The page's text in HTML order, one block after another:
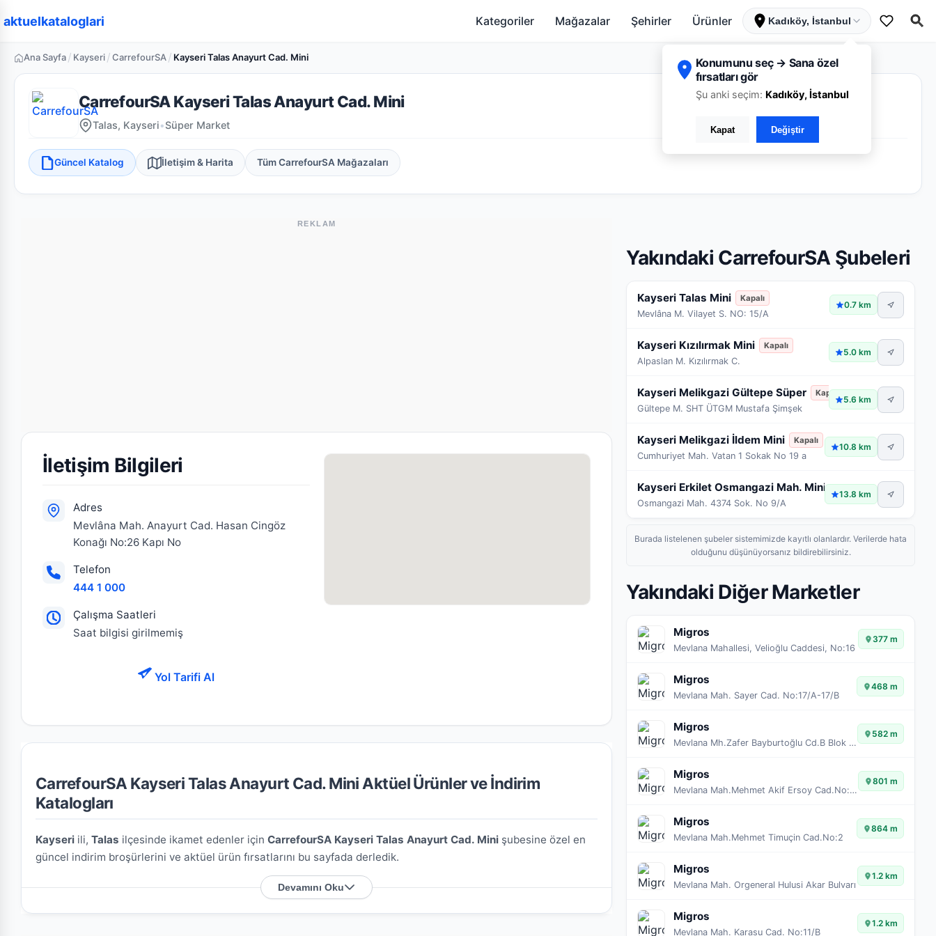
aktuelkataloglari Kategoriler Mağazalar Şehirler Ürünler Kadıköy, İstanbul
Konumunu seç → Sana özel
fırsatları gör
Şu anki seçim: Kadıköy, İstanbul
Kapat Değiştir
Ana Sayfa/ Kayseri/CarrefourSA/ Kayseri Talas Anayurt Cad. Mini
CarrefourSA Kayseri Talas Anayurt Cad. Mini
Talas, Kayseri•Süper Market
Güncel Katalog İletişim & Harita Tüm CarrefourSA Mağazaları
REKLAM
İletişim Bilgileri
Adres
Mevlâna Mah. Anayurt Cad. Hasan Cingöz
Konağı No:26 Kapı No
Telefon
444 1 000
Çalışma Saatleri
Saat bilgisi girilmemiş
Yol Tarifi Al
CarrefourSA Kayseri Talas Anayurt Cad. Mini Aktüel Ürünler ve İndirim
Katalogları
Kayseri ili, Talas ilçesinde ikamet edenler için CarrefourSA Kayseri Talas Anayurt Cad. Mini şubesine özel en
güncel indirim broşürlerini ve aktüel ürün fırsatlarını bu sayfada derledik.
CarrefourSA Kayseri Talas Anayurt Cad. Mini Nerede?
Mağazamızın açık adresi şöyledir:Mevlâna Mah. Anayurt Cad. Hasan Cingöz Konağı No:26 Kapı No. Harita
Devamını Oku
Yakındaki CarrefourSA Şubeleri
Kayseri Talas Mini Kapalı
Mevlâna M. Vilayet S. NO: 15/A
0.7 km
Kayseri Kızılırmak Mini Kapalı
Alpaslan M. Kızılırmak C.
5.0 km
Kayseri Melikgazi Gültepe Süper Kapalı
Gültepe M. SHT ÜTGM Mustafa Şimşek
5.6 km
Kayseri Melikgazi İldem Mini Kapalı
Cumhuriyet Mah. Vatan 1 Sokak No 19 a
10.8 km
Kayseri Erkilet Osmangazi Mah. Mini Kapalı
Osmangazi Mah. 4374 Sok. No 9/A
13.8 km
Burada listelenen şubeler sistemimizde kayıtlı olanlardır. Verilerde hata
olduğunu düşünüyorsanız bildirebilirsiniz.
Yakındaki Diğer Marketler
Migros
Mevlana Mahallesi, Velioğlu Caddesi, No:16
377 m
Migros
Mevlana Mah. Sayer Cad. No:17/A-17/B
468 m
Migros
Mevlana Mh.Zafer Bayburtoğlu Cd.B Blok Apt.No:11/A
582 m
Migros
Mevlana Mah.Mehmet Akif Ersoy Cad.No:22 / A
801 m
Migros
Mevlana Mah.Mehmet Timuçin Cad.No:2
864 m
Migros
Mevlana Mah. Orgeneral Hulusi Akar Bulvarı
1.2 km
Migros
Mevlana Mah. Karasu Cad. No:11/B
1.2 km